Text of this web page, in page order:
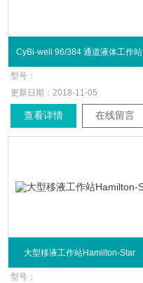
CyBi-well 96/384 通道液体工作站
型号：
更新日期： 2018-11-05
查看详情 在线留言
大型移液工作站Hamilton-Star
型号：